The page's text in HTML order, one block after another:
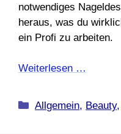
notwendiges
heraus, was du
ein Profi zu arbeiten.
Weiterlesen …
Kategorien
Allgemein, Beauty,